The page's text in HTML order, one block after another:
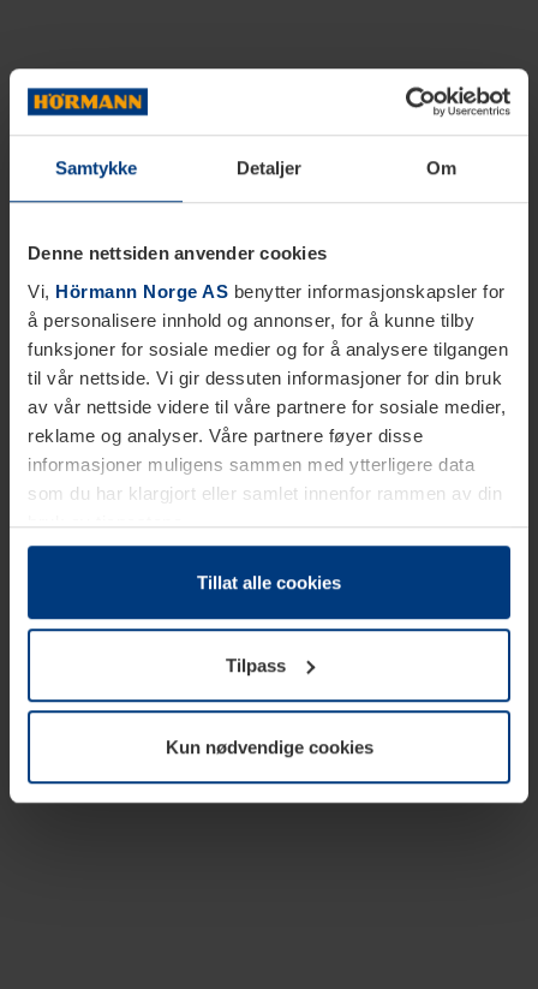
Samtykke Detaljer Om
Denne nettsiden anvender cookies
Vi, Hörmann Norge AS benytter informasjonskapsler for
å personalisere innhold og annonser, for å kunne tilby
funksjoner for sosiale medier og for å analysere tilgangen
til vår nettside. Vi gir dessuten informasjoner for din bruk
av vår nettside videre til våre partnere for sosiale medier,
reklame og analyser. Våre partnere føyer disse
informasjoner muligens sammen med ytterligere data
som du har klargjort eller samlet innenfor rammen av din
bruk av tjenestene.
Etter loven kan vi lagre informasjonskapsler på din
datamaskin, hvis disse er absolutt nødvendig for drift av
trenger vi din tillatelse. Du kan når som helst endre eller
tilbakekalle ditt samtykke i forklaringen av
informasjonskapselen på sidenPersonvernerklæringpå
Tillat alle cookies
Tilpass
Kun nødvendige cookies